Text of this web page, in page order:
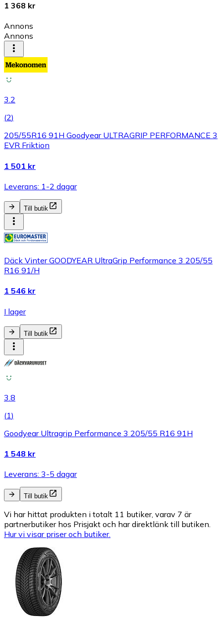
1 368 kr
Annons
Annons
3.2
(2)
205/55R16 91H Goodyear ULTRAGRIP PERFORMANCE 3
EVR Friktion
1 501 kr
Leverans: 1-2 dagar
Till butik
Däck Vinter GOODYEAR UltraGrip Performance 3 205/55
R16 91/H
1 546 kr
I lager
Till butik
3.8
(1)
Goodyear Ultragrip Performance 3 205/55 R16 91H
1 548 kr
Leverans: 3-5 dagar
Till butik
Vi har hittat produkten i totalt 11 butiker, varav 7 är
partnerbutiker hos Prisjakt och har direktlänk till butiken.
Hur vi visar priser och butiker.